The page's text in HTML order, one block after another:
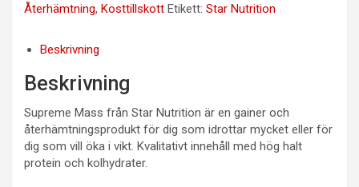
Återhämtning, Kosttillskott Etikett: Star Nutrition
Beskrivning
Beskrivning
Supreme Mass från Star Nutrition är en gainer och
återhämtningsprodukt för dig som idrottar mycket eller för
dig som vill öka i vikt. Kvalitativt innehåll med hög halt
protein och kolhydrater.